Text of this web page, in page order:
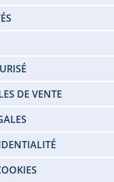
DE VENTE